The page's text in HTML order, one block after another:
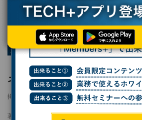
TECH+ 企業IT
SaaS
「Google Vids」でテンプレートを使ってビジネス
第118回 Google Workspaceをビジネスで活
「Google Vids」でテンプレ
ネス動画を手軽に作成
掲載日 2025/08/15 11:00
著者： 佐野正弘